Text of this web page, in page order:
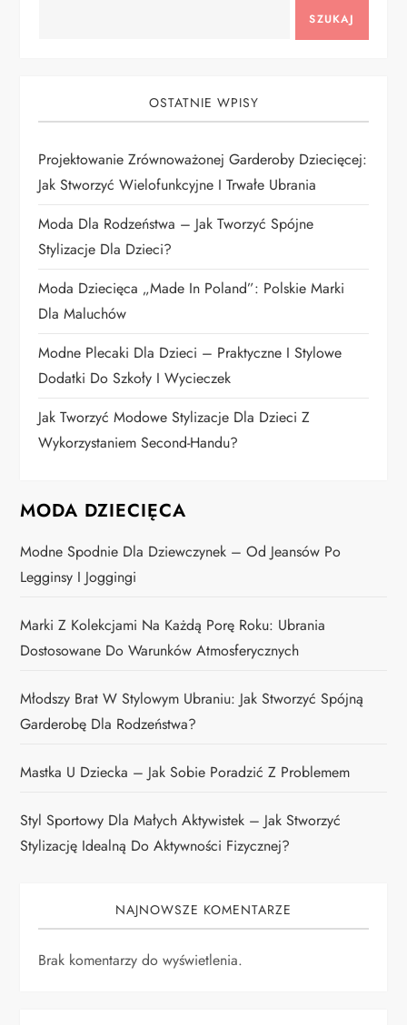
w
p
i
s
u
SZUKAJ
OSTATNIE WPISY
Projektowanie Zrównoważonej Garderoby Dziecięcej:
Jak Stworzyć Wielofunkcyjne I Trwałe Ubrania
Moda Dla Rodzeństwa – Jak Tworzyć Spójne
Stylizacje Dla Dzieci?
Moda Dziecięca „Made In Poland”: Polskie Marki
Dla Maluchów
Modne Plecaki Dla Dzieci – Praktyczne I Stylowe
Dodatki Do Szkoły I Wycieczek
Jak Tworzyć Modowe Stylizacje Dla Dzieci Z
Wykorzystaniem Second-Handu?
MODA DZIECIĘCA
Modne Spodnie Dla Dziewczynek – Od Jeansów Po
Legginsy I Joggingi
Marki Z Kolekcjami Na Każdą Porę Roku: Ubrania
Dostosowane Do Warunków Atmosferycznych
Młodszy Brat W Stylowym Ubraniu: Jak Stworzyć Spójną
Garderobę Dla Rodzeństwa?
Mastka U Dziecka – Jak Sobie Poradzić Z Problemem
Styl Sportowy Dla Małych Aktywistek – Jak Stworzyć
Stylizację Idealną Do Aktywności Fizycznej?
NAJNOWSZE KOMENTARZE
Brak komentarzy do wyświetlenia.